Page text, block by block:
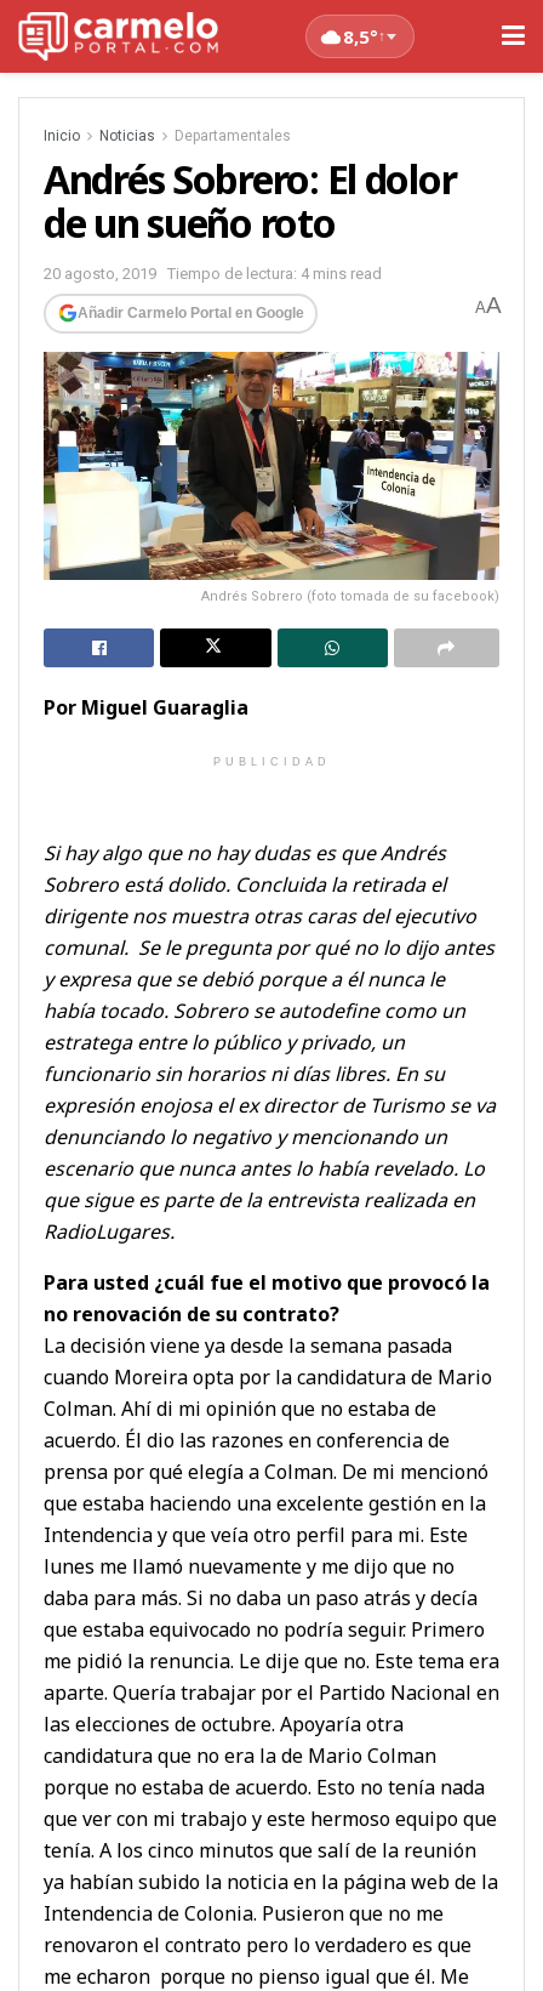
8,5°↑
Inicio Noticias Departamentales
Andrés Sobrero: El dolor
de un sueño roto
20 agosto, 2019 Tiempo de lectura: 4 mins read
Añadir Carmelo Portal en Google AA
Andrés Sobrero (foto tomada de su facebook)
Por Miguel Guaraglia
PUBLICIDAD
Si hay algo que no hay dudas es que Andrés
Sobrero está dolido. Concluida la retirada el
dirigente nos muestra otras caras del ejecutivo
comunal. Se le pregunta por qué no lo dijo antes
y expresa que se debió porque a él nunca le
había tocado. Sobrero se autodefine como un
estratega entre lo público y privado, un
funcionario sin horarios ni días libres. En su
expresión enojosa el ex director de Turismo se va
denunciando lo negativo y mencionando un
escenario que nunca antes lo había revelado. Lo
que sigue es parte de la entrevista realizada en
RadioLugares.
Para usted ¿cuál fue el motivo que provocó la
no renovación de su contrato?
La decisión viene ya desde la semana pasada
cuando Moreira opta por la candidatura de Mario
Colman. Ahí di mi opinión que no estaba de
acuerdo. Él dio las razones en conferencia de
prensa por qué elegía a Colman. De mi mencionó
que estaba haciendo una excelente gestión en la
Intendencia y que veía otro perfil para mi. Este
lunes me llamó nuevamente y me dijo que no
daba para más. Si no daba un paso atrás y decía
que estaba equivocado no podría seguir. Primero
me pidió la renuncia. Le dije que no. Este tema era
aparte. Quería trabajar por el Partido Nacional en
las elecciones de octubre. Apoyaría otra
candidatura que no era la de Mario Colman
porque no estaba de acuerdo. Esto no tenía nada
que ver con mi trabajo y este hermoso equipo que
tenía. A los cinco minutos que salí de la reunión
ya habían subido la noticia en la página web de la
Intendencia de Colonia. Pusieron que no me
renovaron el contrato pero lo verdadero es que
me echaron porque no pienso igual que él. Me